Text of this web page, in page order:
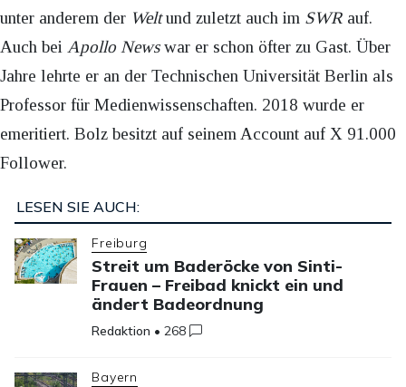
unter anderem der Weltund zuletzt auch im SWR auf.
Auch bei Apollo Newswar er schon öfter zu Gast. Über
Jahre lehrte er an der Technischen Universität Berlin als
Professor für Medienwissenschaften. 2018 wurde er
emeritiert. Bolz besitzt auf seinem Account auf X 91.000
Follower.
LESEN SIE AUCH:
Freiburg
Streit um Baderöcke von Sinti-
Frauen – Freibad knickt ein und
ändert Badeordnung
Redaktion •268
Bayern